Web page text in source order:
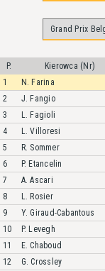
P. Kierowca (Nr)
1
N. Farina
2
J. Fangio
3
L. Fagioli
4
L. Villoresi
5
R. Sommer
6
P. Etancelin
7
A. Ascari
8
L. Rosier
9
Y. Giraud-Cabantous
10
P. Levegh
11
E. Chaboud
12
G. Crossley